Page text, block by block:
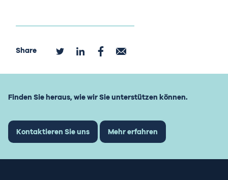
Share
Finden Sie heraus, wie wir Sie unterstützen können.
Kontaktieren Sie uns Mehr erfahren